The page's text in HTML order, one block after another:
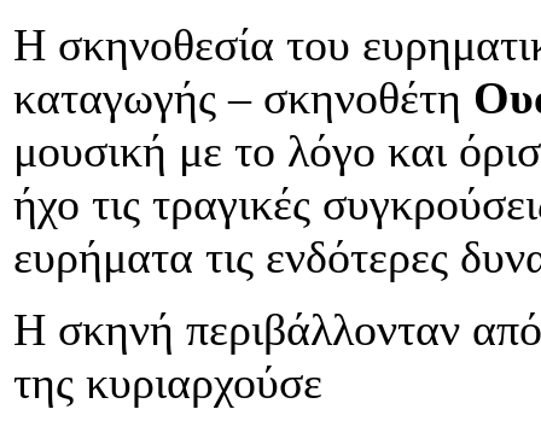
Η σκηνοθεσία του
καταγωγής – σκηνοθέτη
μουσική με το λόγο και
ήχο τις τραγικές
ευρήματα τις ενδότερες
Η σκηνή περιβάλλονταν
της κυριαρχούσε